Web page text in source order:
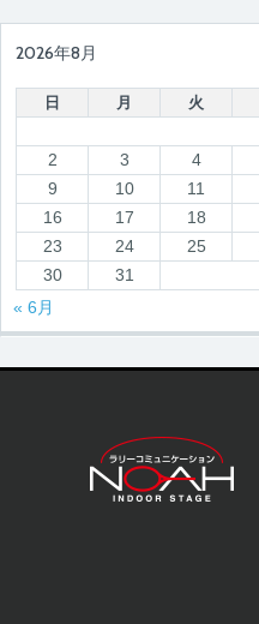
2026年8月
日 月 火
2
3 4
9
10 11
16
17 18
23
24 25
30
31
« 6月